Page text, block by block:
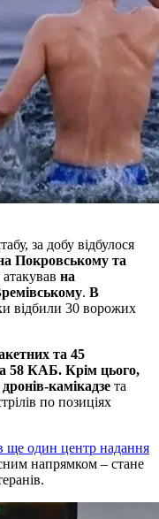
за добу відбулося
Покровському та
на
. В
відбили 30 ворожих
та 45
58 КАБ. Крім цього,
камікадзе та
по позиціях
ще один центр надання
напрямком – стане